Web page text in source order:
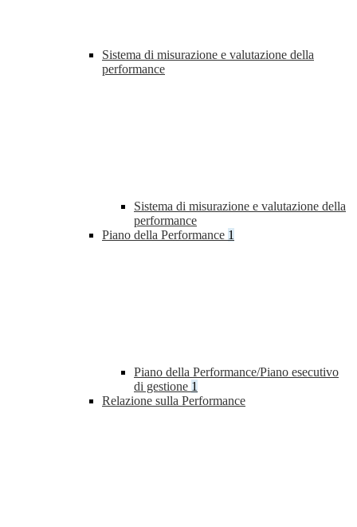
Sistema di misurazione e valutazione della
performance
Sistema di misurazione e valutazione della
performance
Piano della Performance 1
Piano della Performance/Piano esecutivo
di gestione 1
Relazione sulla Performance